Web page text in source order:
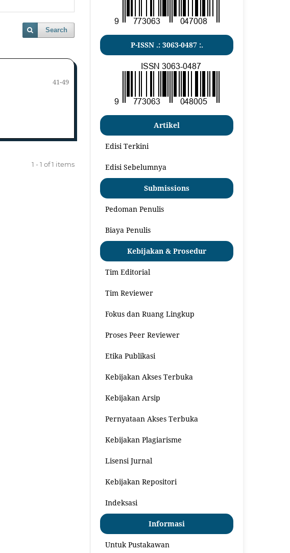
Search
41-49
1 - 1 of 1 items
P-ISSN .: 3063-0487:.
Artikel
Edisi Terkini
Edisi Sebelumnya
Submissions
Pedoman Penulis
Biaya Penulis
Kebijakan & Prosedur
Tim Editorial
Tim Reviewer
Fokus dan Ruang Lingkup
Proses Peer Reviewer
Etika Publikasi
Kebijakan Akses Terbuka
Kebijakan Arsip
Pernyataan Akses Terbuka
Kebijakan Plagiarisme
Lisensi Jurnal
Kebijakan Repositori
Indeksasi
Informasi
Untuk Pustakawan